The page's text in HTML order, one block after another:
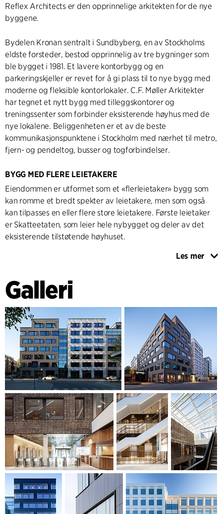
Reflex Architects er den opprinnelige arkitekten for de nye
byggene.
Bydelen Kronan sentralt i Sundbyberg, en av Stockholms
eldste forsteder, bestod opprinnelig av tre bygninger som
ble bygget i 1981. Et lavere kontorbygg og en
parkeringskjeller er revet for å gi plass til to nye bygg med
moderne og fleksible kontorlokaler. C.F. Møller Arkitekter
har tegnet et nytt bygg med tilleggskontorer og
treningssenter som forbinder eksisterende høyhus med de
nye lokalene. Beliggenheten er et av de beste
kommunikasjonspunktene i Stockholm med nærhet til metro,
fjern- og pendeltog, busser og togforbindelser.
BYGG MED FLERE LEIETAKERE
Eiendommen er utformet som et «flerleietaker» bygg som
kan romme et bredt spekter av leietakere, men som også
kan tilpasses en eller flere store leietakere. Første leietaker
er Skatteetaten, som leier hele nybygget og deler av det
eksisterende tilstøtende høyhuset.
Byggene er delt inn i mindre volumer med variert utforming
er tidløse og slitesterke i en fargeskala som står i kontrast til
de rødbrune mursteinene i det eksisterende høyhuset. Store
terrasser i ulike plan og i ulike retninger gir et variert
taklandskap med plass til uteopphold. Byggene henger
sammen i inngangspartiet, hvor det er tre lysgårder til felles
bruk. Gårdsplassenes karakter forsterkes av kontrastvegger
av resirkulerte murstein. De aktive førsteetasjene består av
kantine /arbeidsplass for skattekontoret og forelesningssal
som kan benyttes uavhengig av hverandre, samt kafé på
hjørnet som bidrar til ønsket bypreg i området.
GRØNNE KONTORER MED ET TYDELIG BÆREKRAFTIG
FOKUS
Bygget har integrerte solceller i en del av fasaden og
solceller på takene som også er dekket av sedum. Det er
også store sykkelparkeringsplasser med tilhørende
serviceareal, garderober og tørkerom. Nye Kronan er
designet for å oppnå LEED Platinum Core & Shell
miljøsertifisering, som er det høyeste nivået.
Les mer
Galleri